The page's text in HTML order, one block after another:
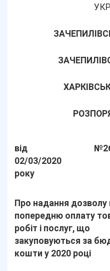
від
02/03/2020
року
Про надання дозволу
попередню оплату
робіт і послуг, що
закуповуються за
кошти у 2020 році